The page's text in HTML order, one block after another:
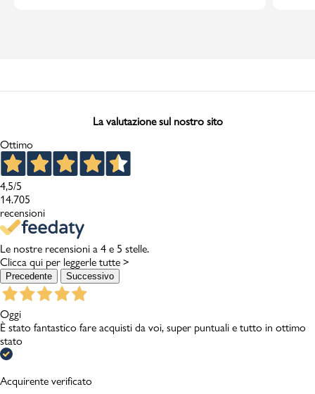
La valutazione sul nostro sito
Ottimo
4,5/5
14.705
recensioni
Le nostre recensioni a 4 e 5 stelle.
Clicca qui per leggerle tutte >
Precedente Successivo
Oggi
È stato fantastico fare acquisti da voi, super puntuali e tutto in ottimo
stato
Acquirente verificato